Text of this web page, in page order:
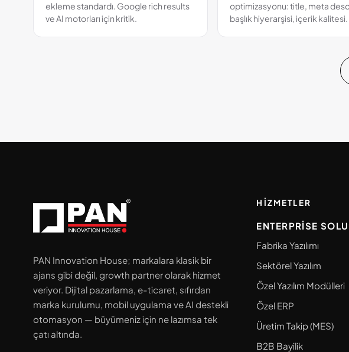
ekleme standardı. Google rich results
ve AI motorları için kritik.
optimizasyonu: title, meta
başlık hiyerarşisi, içerik kalitesi.
PAN Innovation House; markalara klasik bir
ajans gibi değil, growth partner olarak hizmet
veriyor. Dijital pazarlama, e-ticaret, sıfırdan
marka kurulumu, mobil uygulama ve AI destekli
otomasyon — büyümeniz için ne lazımsa tek
çatı altında.
HIZMETLER
ENTERPRISE
Fabrika Yazılımı
Sektörel Yazılım
Özel Yazılım Modülleri
Özel ERP
Üretim Takip (MES)
B2B Bayilik